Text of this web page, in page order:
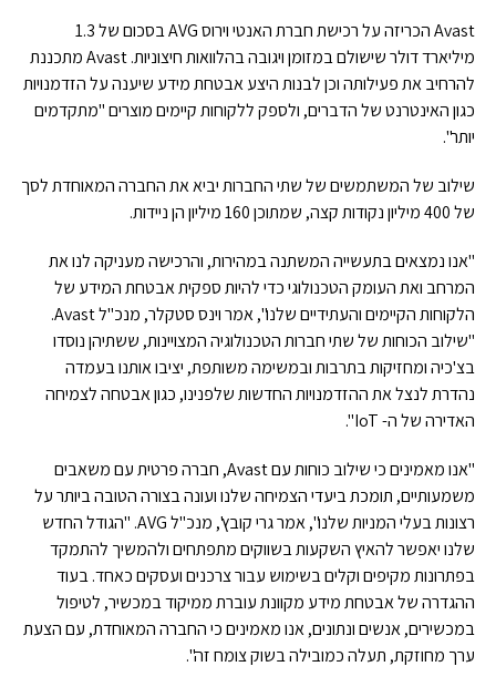
Avast הכריזה על רכישת חברת האנטי וירוס AVG בסכום של 1.3
מיליארד דולר שישולם במזומן ויגובה בהלוואות חיצוניות. Avast מתכננת
להרחיב את פעילותה וכן לבנות היצע אבטחת מידע שיענה על הזדמנויות
כגון האינטרנט של הדברים, ולספק ללקוחות קיימים מוצרים "מתקדמים
יותר".
שילוב של המשתמשים של שתי החברות יביא את החברה המאוחדת לסך
של 400 מיליון נקודות קצה, שמתוכן 160 מיליון הן ניידות.
"אנו נמצאים בתעשייה המשתנה במהירות, והרכישה מעניקה לנו את
המרחב ואת העומק הטכנולוגי כדי להיות ספקית אבטחת המידע של
הלקוחות הקיימים והעתידיים שלנו", אמר וינס סטקלר, מנכ"ל Avast.
"שילוב הכוחות של שתי חברות הטכנולוגיה המצויינות, ששתיהן נוסדו
בצ'כיה ומחזיקות בתרבות ובמשימה משותפת, יציבו אותנו בעמדה
נהדרת לנצל את ההזדמנויות החדשות שלפנינו, כגון אבטחה לצמיחה
האדירה של ה- IoT".
"אנו מאמינים כי שילוב כוחות עם Avast, חברה פרטית עם משאבים
משמעותיים, תומכת ביעדי הצמיחה שלנו ועונה בצורה הטובה ביותר על
רצונות בעלי המניות שלנו", אמר גרי קובץ', מנכ"ל AVG. "הגודל החדש
שלנו יאפשר להאיץ השקעות בשווקים מתפתחים ולהמשיך להתמקד
בפתרונות מקיפים וקלים בשימוש עבור צרכנים ועסקים כאחד. בעוד
ההגדרה של אבטחת מידע מקוונת עוברת ממיקוד במכשיר, לטיפול
במכשירים, אנשים ונתונים, אנו מאמינים כי החברה המאוחדת, עם הצעת
ערך מחוזקת, תעלה כמובילה בשוק צומח זה".